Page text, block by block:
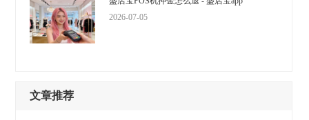
2026-07-05
文章推荐